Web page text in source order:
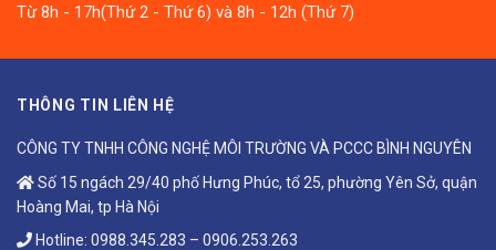
Từ 8h - 17h(Thứ 2 - Thứ 6) và 8h - 12h (Thứ 7)
THÔNG TIN LIÊN HỆ
CÔNG TY TNHH CÔNG NGHỆ MÔI TRƯỜNG VÀ PCCC BÌNH NGUYÊN
Số 15 ngách 29/40 phố Hưng Phúc, tổ 25, phường Yên Sở, quận
Hoàng Mai, tp Hà Nội
Hotline: 0988.345.283 – 0906.253.263